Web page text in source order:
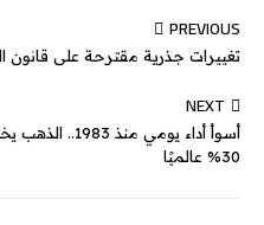
g
e
r
PREVIOUS
تغييرات جذرية مقترحة على قانون
NEXT
30% عالميًا